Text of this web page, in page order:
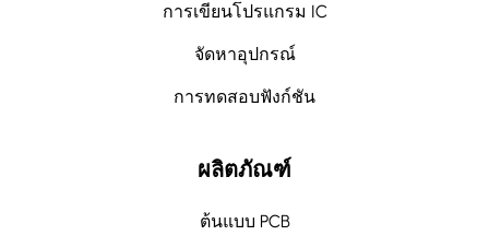
การเขียนโปรแกรม IC
จัดหาอุปกรณ์
การทดสอบฟังก์ชัน
ผลิตภัณฑ์
ต้นแบบ PCB